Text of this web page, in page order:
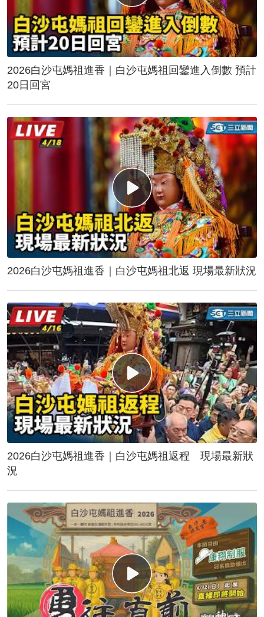
2026白沙屯媽祖進香｜白沙屯媽祖回鑾進入倒數 預計
20日回宮
2026白沙屯媽祖進香｜白沙屯媽祖北返 現場最新狀況
2026白沙屯媽祖進香｜白沙屯媽祖返程 現場最新狀
況